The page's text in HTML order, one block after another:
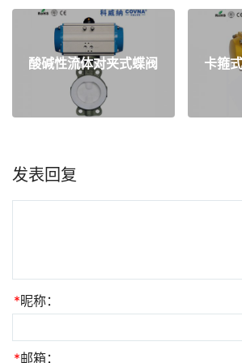
酸碱性流体对夹式蝶阀
发表回复
*昵称：
*邮箱：